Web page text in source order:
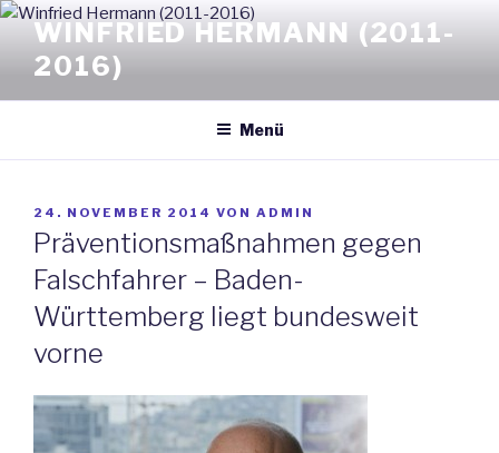
Zum
Inhalt
springen
WINFRIED HERMANN (2011-
2016)
Menü
VERÖFFENTLICHT
AM
24. NOVEMBER 2014 VON ADMIN
Präventionsmaßnahmen gegen
Falschfahrer – Baden-
Württemberg liegt bundesweit
vorne